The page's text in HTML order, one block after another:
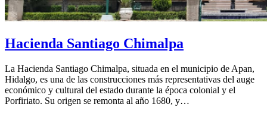
Hacienda Santiago Chimalpa
La Hacienda Santiago Chimalpa, situada en el municipio de Apan,
Hidalgo, es una de las construcciones más representativas del auge
económico y cultural del estado durante la época colonial y el
Porfiriato. Su origen se remonta al año 1680, y…